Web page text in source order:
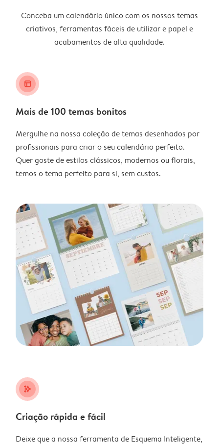
Conceba um calendário único com os nossos temas
criativos, ferramentas fáceis de utilizar e papel e
acabamentos de alta qualidade.
layout_alt
Mais de 100 temas bonitos
Mergulhe na nossa coleção de temas desenhados por
profissionais para criar o seu calendário perfeito.
Quer goste de estilos clássicos, modernos ou florais,
temos o tema perfeito para si, sem custos.
stars_plus
Criação rápida e fácil
Deixe que a nossa ferramenta de Esquema Inteligente,